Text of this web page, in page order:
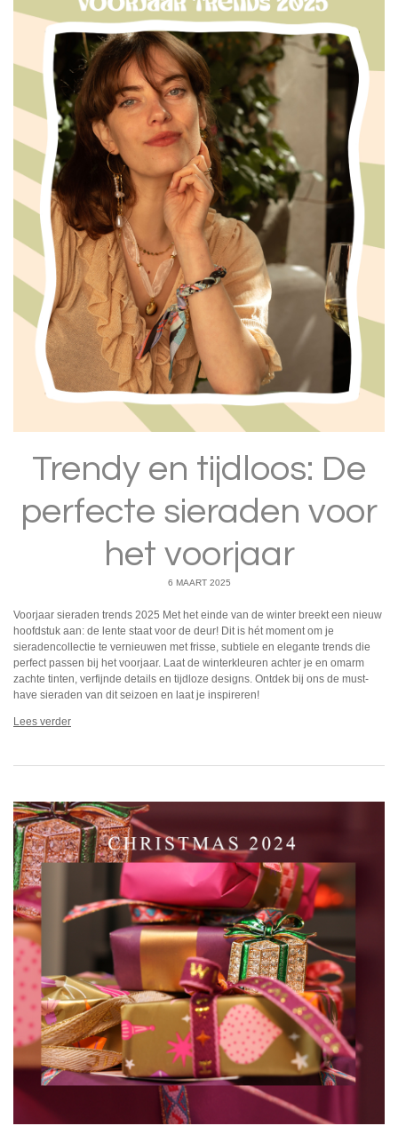
Trendy en tijdloos: De
perfecte sieraden voor
het voorjaar
6 MAART 2025
Voorjaar sieraden trends 2025 Met het einde van de winter breekt een nieuw
hoofdstuk aan: de lente staat voor de deur! Dit is hét moment om je
sieradencollectie te vernieuwen met frisse, subtiele en elegante trends die
perfect passen bij het voorjaar. Laat de winterkleuren achter je en omarm
zachte tinten, verfijnde details en tijdloze designs. Ontdek bij ons de must-
have sieraden van dit seizoen en laat je inspireren!
Lees verder